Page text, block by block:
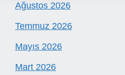
Ağustos 2026
Temmuz 2026
Mayıs 2026
Mart 2026